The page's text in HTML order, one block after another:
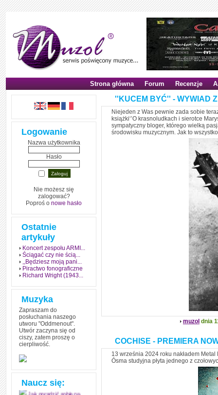
Strona główna Forum Recenzje
Logowanie
Nazwa użytkownika
Hasło
Nie możesz się
zalogować?
Poproś o nowe hasło
Ostatnie
artykuły
Koncert zespołu ARMI...
Ściągać czy nie ścią...
,,Będziesz moją pani...
Piractwo fonograficzne
Richard Wright (1943...
Muzyka
Zapraszam do
posłuchania naszego
utworu "Oddmenout".
Utwór zaczyna się od
ciszy, zatem proszę o
cierpliwość.
Naucz się:
grozy w muzyce
Jak zdać każdy
mistrzów
''KUCEM BYĆ'' - WYWIAD
Niejeden z Was pewnie zada sobie
książki‘’O krasnoludkach i sierotce
sympatyczny bloger, którego wielką
środowisku muzycznym. Jak to
muzol dnia
COCHISE - PREMIERA
13 września 2024 roku nakładem
Ósma studyjna płyta jednego z